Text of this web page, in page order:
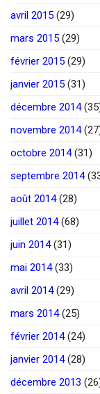
avril 2015 (29)
mars 2015 (29)
février 2015 (29)
janvier 2015 (31)
décembre 2014
novembre 2014
octobre 2014(31)
septembre 2014
août 2014(28)
juillet 2014(68)
juin 2014(31)
mai 2014(33)
avril 2014(29)
mars 2014(25)
février 2014(24)
janvier 2014(28)
décembre 2013